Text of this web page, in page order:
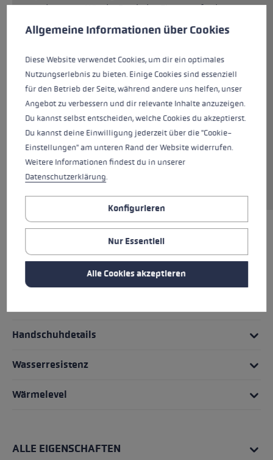
und warme Hände. Dank der Fingeraufteilung
sowie einer Kombination aus einer 3MTM
ThinsulateTM Insulation und einem Micro
Temperaturen länger warm. Zudem ist der
Handschuh ausgestattet mit Softspan an der
Außenhand sowie Nash Material an der
Innenhand und sorgt durch diese Kombination
für hohen Tragekomfort. Das Shark System in
Kombination mit dem neuen Langlaufgriff
Nordic Shark ermöglicht noch besseren Halt
am Stock und eine optimierte
Kraftübertragung von der Hand zum Stock.
Griff - Schlaufe/Handschuh System
Handschuhdetails
Wasserresistenz
Wärmelevel
ALLE EIGENSCHAFTEN
Cookie-Voreinstellungen
Allgemeine Informationen über Cookies
Diese Website verwendet Cookies, um dir ein optimales
Nutzungserlebnis zu bieten. Einige Cookies sind essenziell
für den Betrieb der Seite, während andere uns helfen, unser
Angebot zu verbessern und dir relevante Inhalte anzuzeigen.
Du kannst selbst entscheiden, welche Cookies du akzeptierst.
Du kannst deine Einwilligung jederzeit über die "Cookie-
Einstellungen" am unteren Rand der Website widerrufen.
Weitere Informationen findest du in unserer
Datenschutzerklärung.
Konfigurieren
Nur Essentiell
Alle Cookies akzeptieren